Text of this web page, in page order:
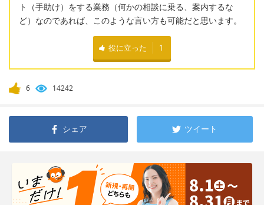
ト（手助け）をする業務（何かの相談に乗る、案内するな
ど）なのであれば、このような言い方も可能だと思います。
役に立った 1
6 14242
シェア ツイート